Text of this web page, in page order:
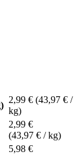
2,99 € (43,97 € /
kg)
2,99 €
(43,97 € / kg)
5,98 €